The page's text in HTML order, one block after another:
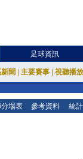
足球資訊
聞 主要賽事 視聽播
場表 參考資料 統